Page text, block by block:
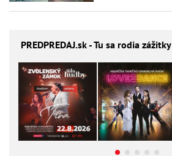
PREDPREDAJ.sk - Tu sa rodia zážitky